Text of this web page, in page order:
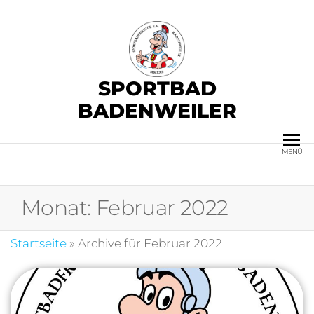
SPORTBAD
BADENWEILER
MENÜ
Monat: Februar 2022
Startseite » Archive für Februar 2022